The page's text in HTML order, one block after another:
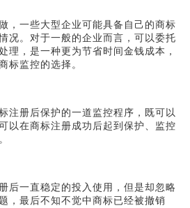
，一些大型企业可能具备自己的商标
况。对于一般的企业而言，可以委托
理，是一种更为节省时间金钱成本，
标监控的选择。
注册后保护的一道监控程序，既可以
以在商标注册成功后起到保护、监控
后一直稳定的投入使用，但是却忽略
，最后不知不觉中商标已经被撤销